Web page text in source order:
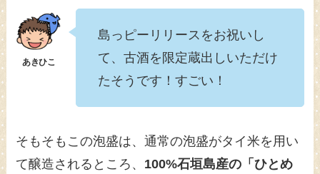
島っピーリリースをお祝いし
て、古酒を限定蔵出しいただけ
たそうです！すごい！
そもそもこの泡盛は、通常の泡盛がタイ米を用い
て醸造されるところ、 100%石垣島産の「ひとめ